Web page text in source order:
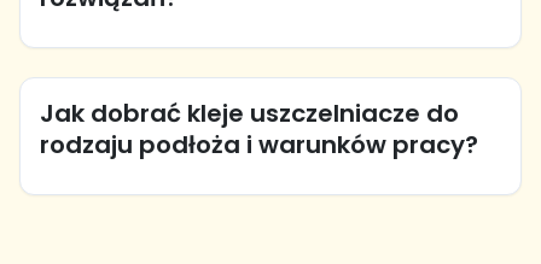
Jak dobrać kleje uszczelniacze do
rodzaju podłoża i warunków pracy?